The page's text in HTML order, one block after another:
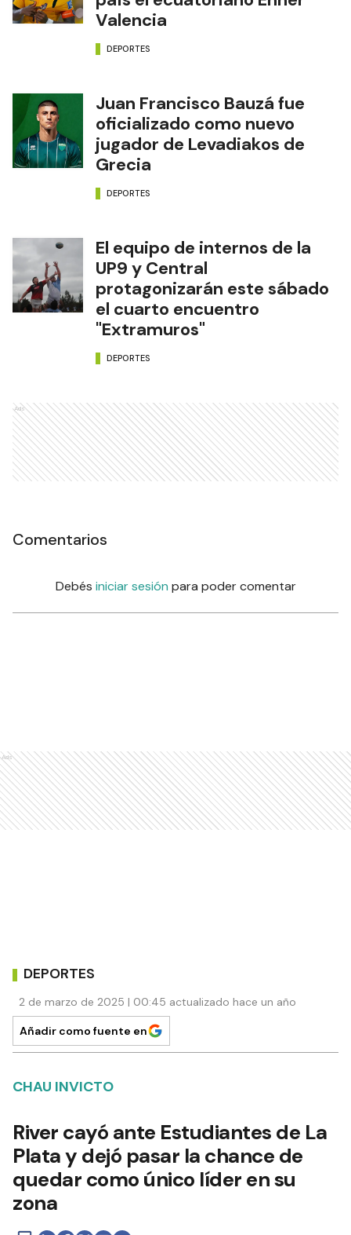
Valencia
DEPORTES
Juan Francisco Bauzá fue
oficializado como nuevo
jugador de Levadiakos de
Grecia
DEPORTES
El equipo de internos de la
UP9 y Central
protagonizarán este sábado
el cuarto encuentro
"Extramuros"
DEPORTES
Ads
Comentarios
Debés iniciar sesión para poder comentar
Ads
DEPORTES
2 de marzo de 2025 | 00:45 actualizado hace un año
Añadir como fuente en
CHAU INVICTO
River cayó ante Estudiantes de La
Plata y dejó pasar la chance de
quedar como único líder en su
zona